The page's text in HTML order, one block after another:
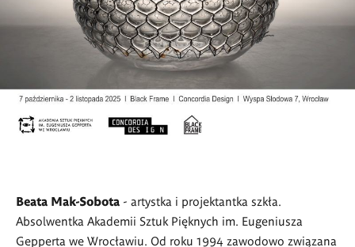
Beata Mak-Sobota - artystka i projektantka szkła.
Absolwentka Akademii Sztuk Pięknych im. Eugeniusza
Gepperta we Wrocławiu. Od roku 1994 zawodowo związana